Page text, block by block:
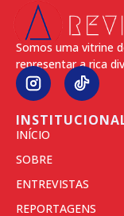
Somos uma vitrine
representar a rica
INÍCIO
SOBRE
ENTREVISTAS
REPORTAGENS